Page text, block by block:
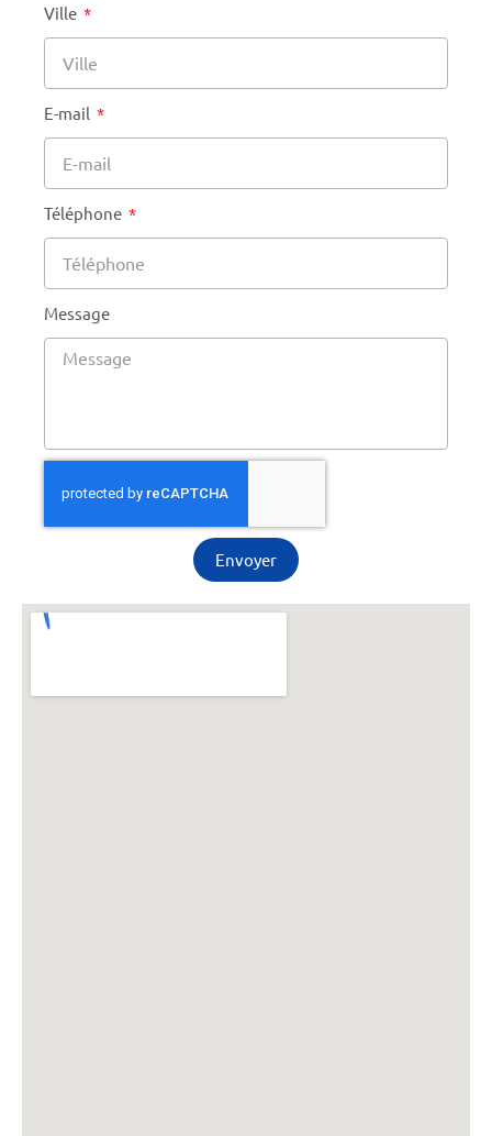
Ville
E-mail
Téléphone
Message
Envoyer